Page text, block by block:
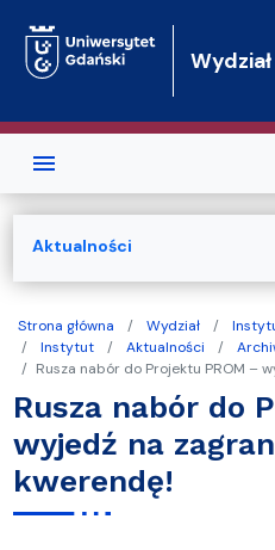
Strona główna Wydział
Instytut
Aktualności
Rusza nabór do Projektu PROM –
Rusza nabór do
wyjedź na
kwerendę!
Aktualności